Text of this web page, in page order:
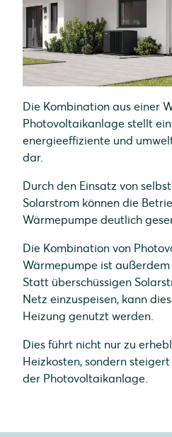
Die Kombination aus einer
Photovoltaikanlage stellt
energieeffiziente und
dar.
Durch den Einsatz von
Solarstrom können die
Wärmepumpe deutlich
Die Kombination von
Wärmepumpe ist
Statt überschüssigen
Netz einzuspeisen, kann
Heizung genutzt werden.
Dies führt nicht nur zu
Heizkosten, sondern
der Photovoltaikanlage.